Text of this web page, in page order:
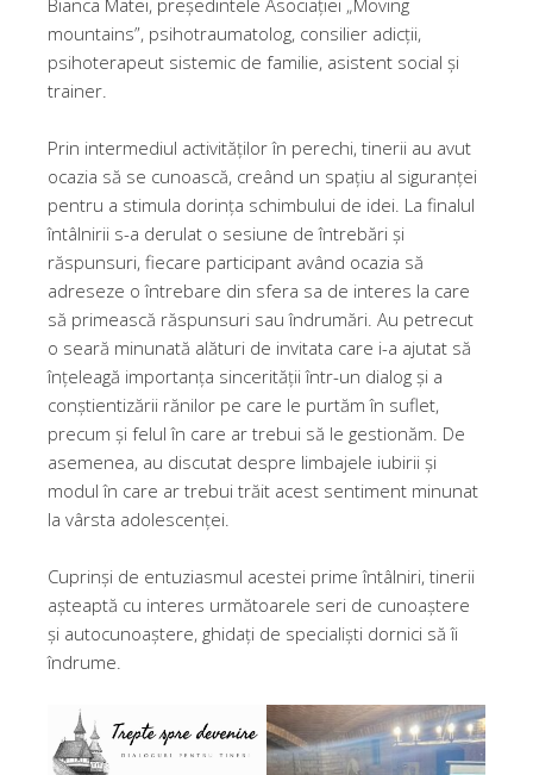
Bianca Matei, președintele Asociației „Moving
mountains”, psihotraumatolog, consilier adicții,
psihoterapeut sistemic de familie, asistent social și
trainer.
Prin intermediul activităților în perechi, tinerii au avut
ocazia să se cunoască, creând un spațiu al siguranței
pentru a stimula dorința schimbului de idei. La finalul
întâlnirii s-a derulat o sesiune de întrebări și
răspunsuri, fiecare participant având ocazia să
adreseze o întrebare din sfera sa de interes la care
să primească răspunsuri sau îndrumări. Au petrecut
o seară minunată alături de invitata care i-a ajutat să
înțeleagă importanța sincerității într-un dialog și a
conștientizării rănilor pe care le purtăm în suflet,
precum și felul în care ar trebui să le gestionăm. De
asemenea, au discutat despre limbajele iubirii și
modul în care ar trebui trăit acest sentiment minunat
la vârsta adolescenței.
Cuprinși de entuziasmul acestei prime întâlniri, tinerii
așteaptă cu interes următoarele seri de cunoaștere
și autocunoaștere, ghidați de specialiști dornici să îi
îndrume.